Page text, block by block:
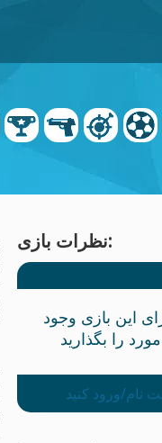
نظرات بازی:
این بازی وجود
نام/ورود کنید